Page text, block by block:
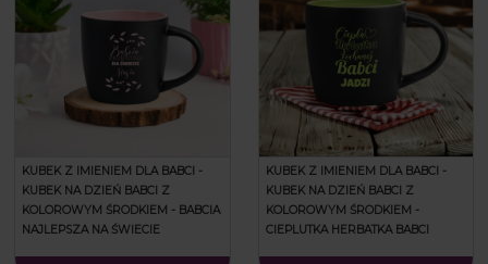
KUBEK Z IMIENIEM DLA BABCI -
KUBEK NA DZIEŃ BABCI Z
KOLOROWYM ŚRODKIEM - BABCIA
NAJLEPSZA NA ŚWIECIE
KUBEK Z IMIENIEM DLA BABCI -
KUBEK NA DZIEŃ BABCI Z
KOLOROWYM ŚRODKIEM -
CIEPLUTKA HERBATKA BABCI